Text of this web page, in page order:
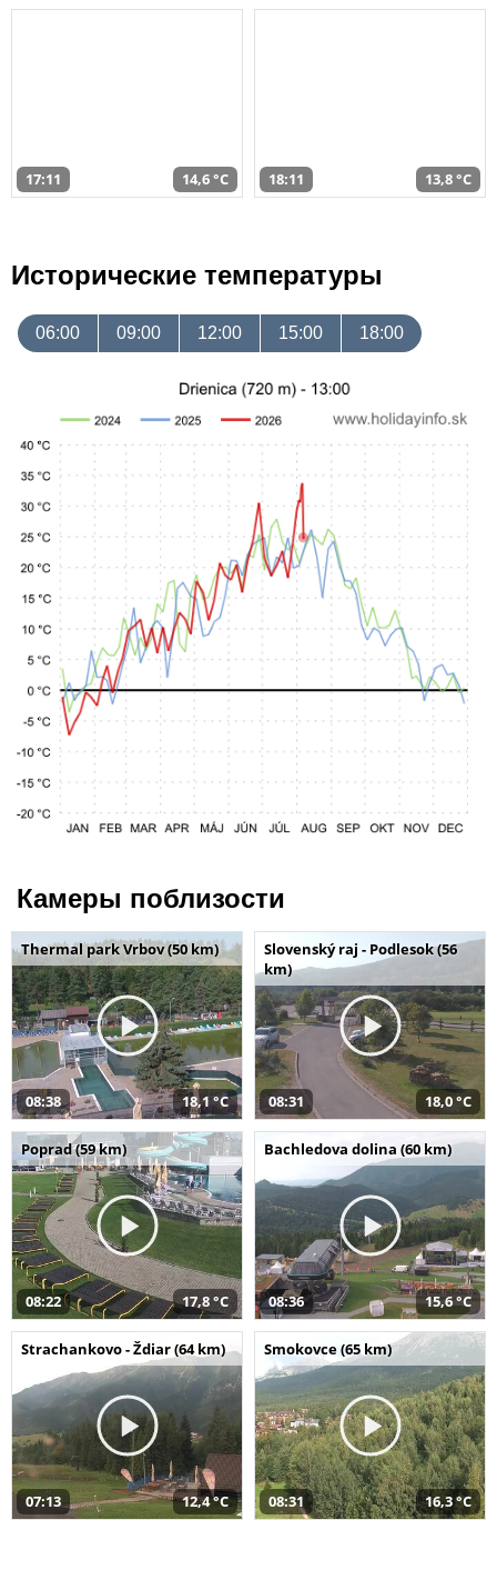
17:11 14,6 °C 18:11 13,8 °C
Исторические температуры
06:00 09:00 12:00 15:00 18:00
Камеры поблизости
Thermal park Vrbov (50 km)
08:38 18,1 °C
Slovenský raj - Podlesok (56
km)
08:31 18,0 °C
Poprad (59 km)
08:22 17,8 °C
Bachledova dolina (60 km)
08:36 15,6 °C
Strachankovo - Ždiar (64 km)
07:13 12,4 °C
Smokovce (65 km)
08:31 16,3 °C